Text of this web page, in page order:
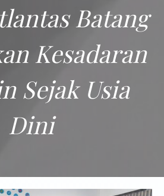
Batang
Kesadaran
Sejak Usia
Dini